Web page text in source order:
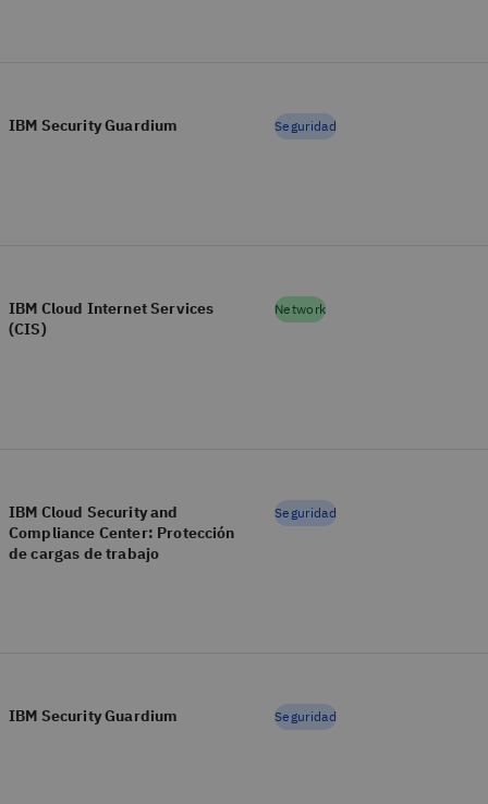
IBM Security Guardium Seguridad
IBM Cloud Internet Services
(CIS)
Network
IBM Cloud Security and
Compliance Center: Protección
de cargas de trabajo
Seguridad
IBM Security Guardium Seguridad